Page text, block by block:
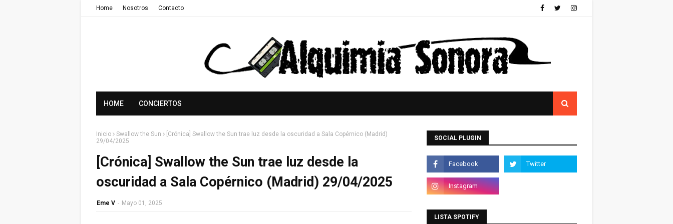
Home Nosotros Contacto
HOME CONCIERTOS
Inicio Swallow the Sun
[Crónica] Swallow the Sun trae luz desde la oscuridad a Sala Copérnico (Madrid)
29/04/2025
[Crónica] Swallow the Sun trae luz desde la
oscuridad a Sala Copérnico (Madrid) 29/04/2025
Eme V - Mayo 01, 2025
SOCIAL PLUGIN
LISTA SPOTIFY